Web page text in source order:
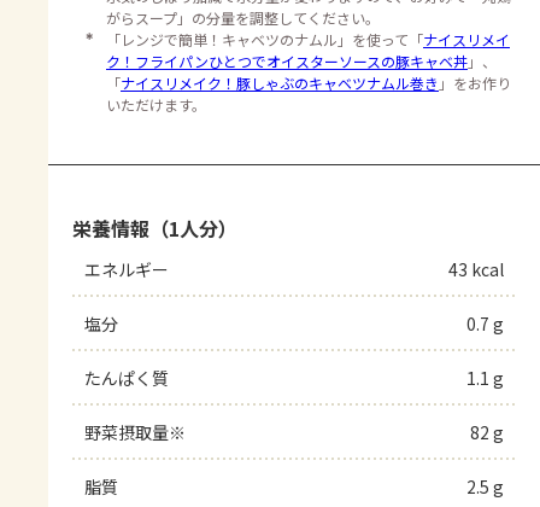
がらスープ」の分量を調整してください。
＊
「レンジで簡単！キャベツのナムル」を使って「ナイスリメイ
ク！フライパンひとつでオイスターソースの豚キャベ丼」、
「ナイスリメイク！豚しゃぶのキャベツナムル巻き 」をお作り
いただけます。
栄養情報（1人分）
エネルギー 43 kcal
塩分 0.7 g
たんぱく質 1.1 g
野菜摂取量※ 82 g
脂質 2.5 g